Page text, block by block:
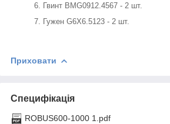
Гвинт BMG0912.4567 - 2 шт.
Гужен G6X6.5123 - 2 шт.
Приховати
Специфікація
ROBUS600-1000 1.pdf